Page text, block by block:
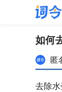
如何
匿
去除